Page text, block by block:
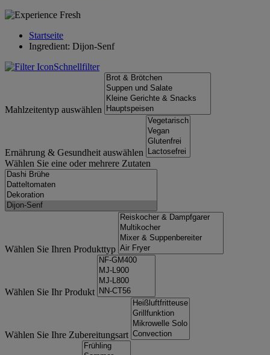
Startseite
Ingredient: Dijon-Senf
Schnellfilter
Mahlzeitentyp auswählen
Ernährung & Gesundheit auswählen
Wählen Sie eine oder mehrere Zutaten
Wählen Sie Ihren Produkttyp
Wählen Sie Ihr Produkt
Wählen Sie Ihre Zubereitungsart